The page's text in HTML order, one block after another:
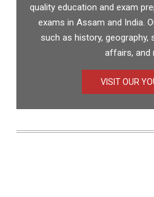
quality education and exam
exams in Assam and India.
such as history, geography,
affairs, and
VISIT OUR